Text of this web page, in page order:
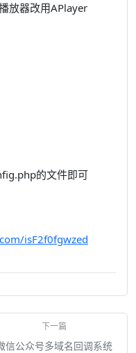
放器改用APlayer
的文件即可
isF2f0fgwzed
信公众号多域名回调系统